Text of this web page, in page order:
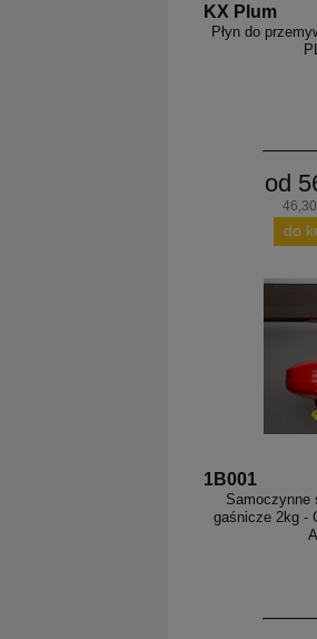
KX Plum
Płyn do
od
46,30
do
1B001
Samoczynne
gaśnicze 2kg -